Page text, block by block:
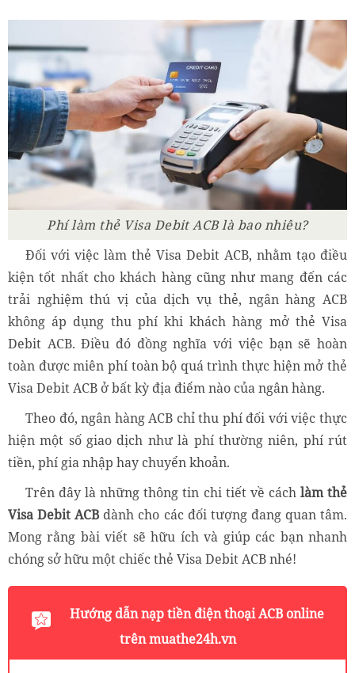
Phí làm thẻ Visa Debit ACB là bao nhiêu?
Đối với việc làm thẻ Visa Debit ACB, nhằm tạo điều
kiện tốt nhất cho khách hàng cũng như mang đến các
trải nghiệm thú vị của dịch vụ thẻ, ngân hàng ACB
không áp dụng thu phí khi khách hàng mở thẻ Visa
Debit ACB. Điều đó đồng nghĩa với việc bạn sẽ hoàn
toàn được miên phí toàn bộ quá trình thực hiện mở thẻ
Visa Debit ACB ở bất kỳ địa điểm nào của ngân hàng.
Theo đó, ngân hàng ACB chỉ thu phí đối với việc thực
hiện một số giao dịch như là phí thường niên, phí rút
tiền, phí gia nhập hay chuyển khoản.
Trên đây là những thông tin chi tiết về cáchlàm thẻ
Visa Debit ACB dành cho các đối tượng đang quan tâm.
Mong rằng bài viết sẽ hữu ích và giúp các bạn nhanh
chóng sở hữu một chiếc thẻ Visa Debit ACB nhé!
Hướng dẫn nạp tiền điện thoại ACB online
trên muathe24h.vn